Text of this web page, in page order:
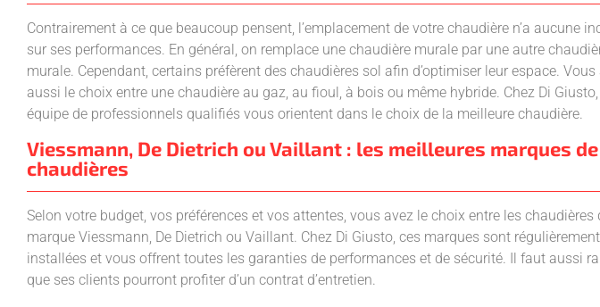
Contrairement à ce que beaucoup pensent, l’emplacement de votre chaudière n’a aucune
sur ses performances. En général, on remplace une chaudière murale par une autre
murale. Cependant, certains préfèrent des chaudières sol afin d’optimiser leur espace. Vous
aussi le choix entre une chaudière au gaz, au fioul, à bois ou même hybride. Chez Di
équipe de professionnels qualifiés vous orientent dans le choix de la meilleure chaudière.
Viessmann, De Dietrich ou Vaillant : les meilleures marques de
chaudières
Selon votre budget, vos préférences et vos attentes, vous avez le choix entre les chaudières
marque Viessmann, De Dietrich ou Vaillant. Chez Di Giusto, ces marques sont régulièrement
installées et vous offrent toutes les garanties de performances et de sécurité. Il faut aussi
que ses clients pourront profiter d’un contrat d’entretien.